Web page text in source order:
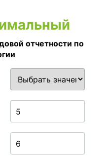
отчетности по